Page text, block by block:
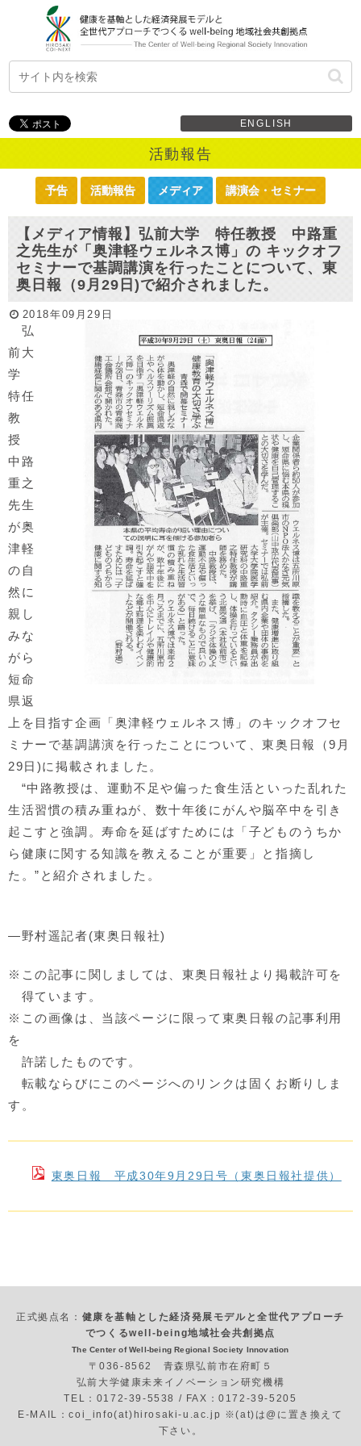
ENGLISH
活動報告
予告 活動報告 メディア 講演会・セミナー
【メディア情報】弘前大学 特任教授 中路重
之先生が「奥津軽ウェルネス博」の キックオフ
セミナーで基調講演を行ったことについて、東
奥日報（9月29日)で紹介されました。
2018年09月29日
弘
前大
学
特任
教
授
中路
重之
先生
が奥
津軽
の自
然に
親し
みな
がら
短命
県返
上を目指す企画「奥津軽ウェルネス博」のキックオフセ
ミナーで基調講演を行ったことについて、東奥日報（9月
29日)に掲載されました。
“中路教授は、運動不足や偏った食生活といった乱れた
生活習慣の積み重ねが、数十年後にがんや脳卒中を引き
起こすと強調。寿命を延ばすためには「子どものうちか
ら健康に関する知識を教えることが重要」と指摘し
た。”と紹介されました。
―野村遥記者(東奥日報社)
※この記事に関しましては、東奥日報社より掲載許可を
得ています。
※この画像は、当該ページに限って東奥日報の記事利用
を
許諾したものです。
転載ならびにこのページへのリンクは固くお断りしま
す。
東奥日報 平成30年9月29日号（東奥日報社提供）
正式拠点名： 健康を基軸とした経済発展モデルと全世代アプローチ
でつくるwell-being地域社会共創拠点
The Center of Well-being Regional Society Innovation
〒036-8562 青森県弘前市在府町５
弘前大学健康未来イノベーション研究機構
TEL：0172-39-5538 / FAX：0172-39-5205
E-MAIL：coi_info(at)hirosaki-u.ac.jp ※(at)は@に置き換えて
下さい。